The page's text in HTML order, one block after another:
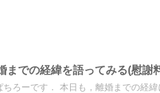
までの経緯を語ってみる(慰謝
ちろーです． 本日も，離婚までの経